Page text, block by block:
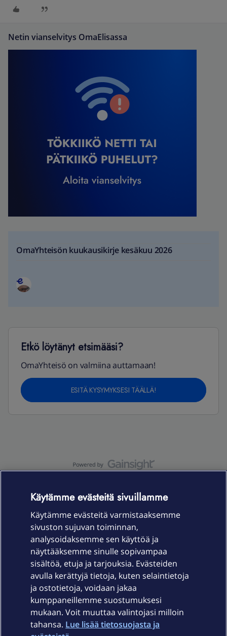
Netin vianselvitys OmaElisassa
OmaYhteisön kuukausikirje kesäkuu 2026
Etkö löytänyt etsimääsi?
OmaYhteisö on valmiina auttamaan!
ESITÄ KYSYMYKSESI TÄÄLLÄ!
Laitteet & liittymät
Palvelut
Ajankohtaista
Käytämme evästeitä sivuillamme
Käytämme evästeitä varmistaaksemme
sivuston sujuvan toiminnan,
analysoidaksemme sen käyttöä ja
näyttääksemme sinulle sopivampaa
sisältöä, etuja ja tarjouksia. Evästeiden
avulla kerättyjä tietoja, kuten selaintietoja
ja ostotietoja, voidaan jakaa
kumppaneillemme suostumuksesi
mukaan. Voit muuttaa valintojasi milloin
tahansa. Lue lisää tietosuojasta ja